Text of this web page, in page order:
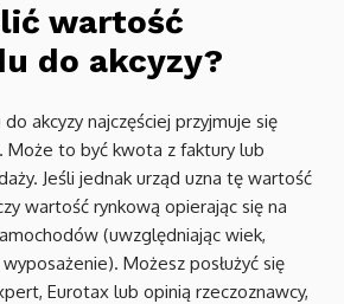
wartość
do akcyzy?
akcyzy najczęściej przyjmuje się
Może to być kwota z faktury lub
Jeśli jednak urząd uzna tę wartość
wartość rynkową opierając się na
(uwzględniając wiek,
Możesz posłużyć się
Eurotax lub opinią rzeczoznawcy,